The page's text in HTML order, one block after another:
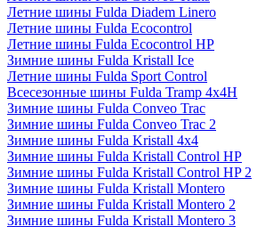
Летние шины Fulda Diadem Linero
Летние шины Fulda Ecocontrol
Летние шины Fulda Ecocontrol HP
Зимние шины Fulda Kristall Ice
Летние шины Fulda Sport Control
Всесезонные шины Fulda Tramp 4x4H
Зимние шины Fulda Conveo Trac
Зимние шины Fulda Conveo Trac 2
Зимние шины Fulda Kristall 4x4
Зимние шины Fulda Kristall Control HP
Зимние шины Fulda Kristall Control HP 2
Зимние шины Fulda Kristall Montero
Зимние шины Fulda Kristall Montero 2
Зимние шины Fulda Kristall Montero 3